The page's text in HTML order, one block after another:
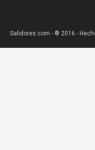
Salidores.com - ® 2016 -